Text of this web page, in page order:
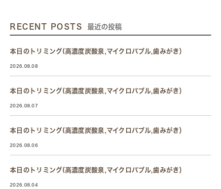
RECENT POSTS 最近の投稿
本日のトリミング(高濃度炭酸泉,マイクロバブル,歯みがき）
2026.08.08
本日のトリミング(高濃度炭酸泉,マイクロバブル,歯みがき）
2026.08.07
本日のトリミング(高濃度炭酸泉,マイクロバブル,歯みがき）
2026.08.06
本日のトリミング(高濃度炭酸泉,マイクロバブル,歯みがき）
2026.08.04